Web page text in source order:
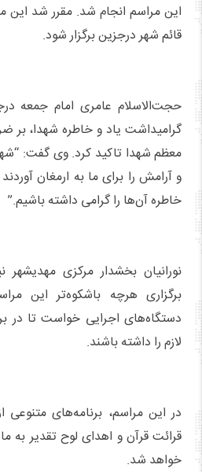
این مراسم انجام شد. مقرر شد این
قائم شهر درجزین برگزار شود.
حجت‌الاسلام عامری امام جمعه
گرامیداشت یاد و خاطره شهدا، بر
معظم شهدا تاکید کرد. وی گفت:
و آرامش را برای ما به ارمغان
خاطره آن‌ها را گرامی داشته باشیم.”
نورانیان بخشدار مرکزی مهدیشهر
برگزاری هرچه باشکوه‌تر این
دستگاه‌های اجرایی خواست تا در
لازم را داشته باشند.
در این مراسم، برنامه‌های متنوعی
قرائت قرآن و اهدای لوح تقدیر به
خواهد شد.